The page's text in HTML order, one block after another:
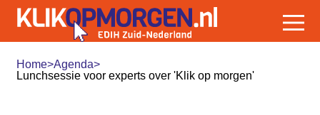
Home>Agenda>
Lunchsessie voor experts over 'Klik op morgen'